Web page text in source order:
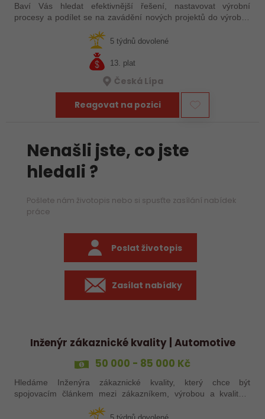
Baví Vás hledat efektivnější řešení, nastavovat výrobní
procesy a podílet se na zavádění nových projektů do výroby?
5 týdnů dovolené
13. plat
Česká Lípa
Reagovat na pozici
Nenašli jste, co jste
hledali ?
Pošlete nám životopis nebo si spusťte zasílání nabídek
práce
Poslat životopis
Zasílat nabídky
Inženýr zákaznické kvality | Automotive
50 000 - 85 000 Kč
Hledáme Inženýra zákaznické kvality, který chce být
spojovacím článkem mezi zákazníkem, výrobou a kvalitou.
řešení problémů, hledání…